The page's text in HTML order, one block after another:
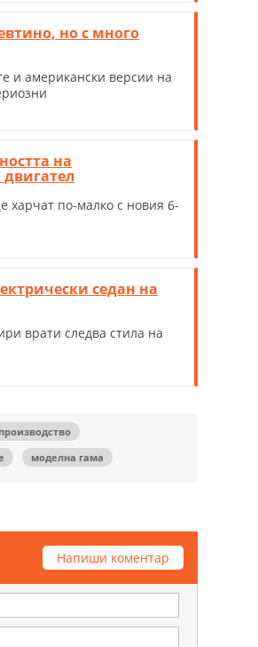
но с много
и американски версии на
на
харчат по-малко с новия 6-
седан на
врати следва стила на
моделна гама
Напиши коментар